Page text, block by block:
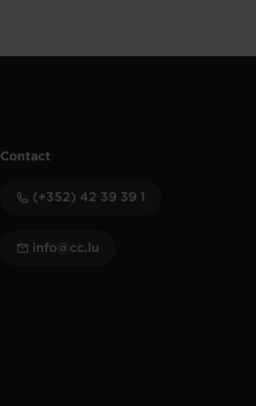
Contact
(+352) 42 39 39 1
info@cc.lu